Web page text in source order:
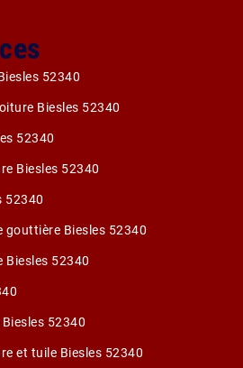
52340
Biesles 52340
52340
Biesles 52340
52340
gouttière Biesles 52340
Biesles 52340
52340
et tuile Biesles 52340